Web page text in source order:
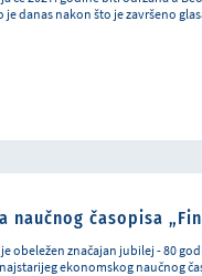
danas nakon što je završeno
naučnog časopisa
obeležen značajan jubilej - 80
ekonomskog naučnog